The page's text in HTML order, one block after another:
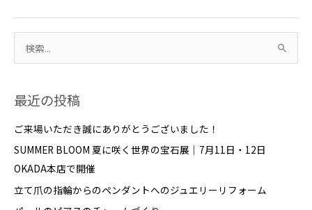
フ
ラ
グ
ッ
モ
デ
ル
登
場
索
象
最近の投稿
ご来場いただき誠にありがとうございました！
SUMMER BLOOM 夏に咲く世界の宝石展｜7月11日・12日
OKADA本店で開催
立て爪の指輪からのペンダントへのジュエリーリフォーム